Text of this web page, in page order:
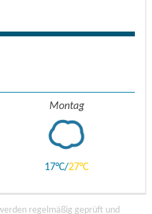
Montag
17 27
regelmäßig geprüft und